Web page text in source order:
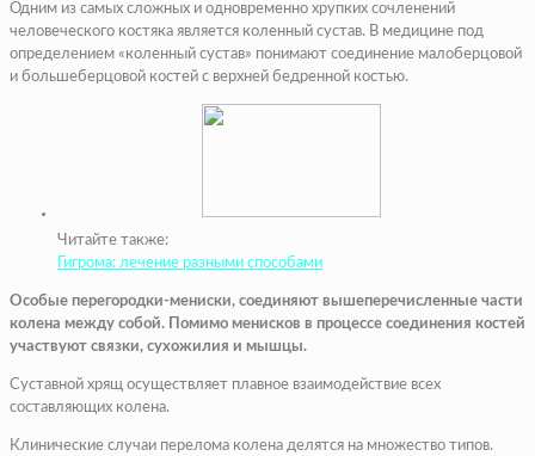
Одним из самых сложных и одновременно хрупких сочленений
человеческого костяка является коленный сустав. В медицине под
определением «коленный сустав» понимают соединение малоберцовой
и большеберцовой костей с верхней бедренной костью.
Читайте также:
Гигрома: лечение разными способами
Особые перегородки-мениски, соединяют вышеперечисленные части
колена между собой. Помимо менисков в процессе соединения костей
участвуют связки, сухожилия и мышцы.
Суставной хрящ осуществляет плавное взаимодействие всех
составляющих колена.
Клинические случаи перелома колена делятся на множество типов.